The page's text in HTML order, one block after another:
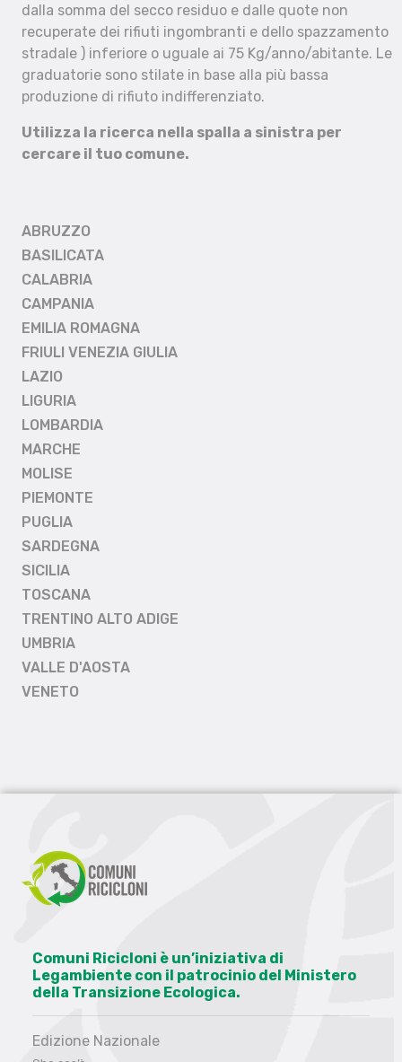
dalla somma del secco residuo e dalle quote non
recuperate dei rifiuti ingombranti e dello spazzamento
stradale ) inferiore o uguale ai 75 Kg/anno/abitante. Le
graduatorie sono stilate in base alla più bassa
produzione di rifiuto indifferenziato.
Utilizza la ricerca nella spalla a sinistra per
cercare il tuo comune.
ABRUZZO
BASILICATA
CALABRIA
CAMPANIA
EMILIA ROMAGNA
FRIULI VENEZIA GIULIA
LAZIO
LIGURIA
LOMBARDIA
MARCHE
MOLISE
PIEMONTE
PUGLIA
SARDEGNA
SICILIA
TOSCANA
TRENTINO ALTO ADIGE
UMBRIA
VALLE D'AOSTA
VENETO
Comuni Ricicloni è un’iniziativa di
Legambiente con il patrocinio del Ministero
della Transizione Ecologica.
Edizione Nazionale